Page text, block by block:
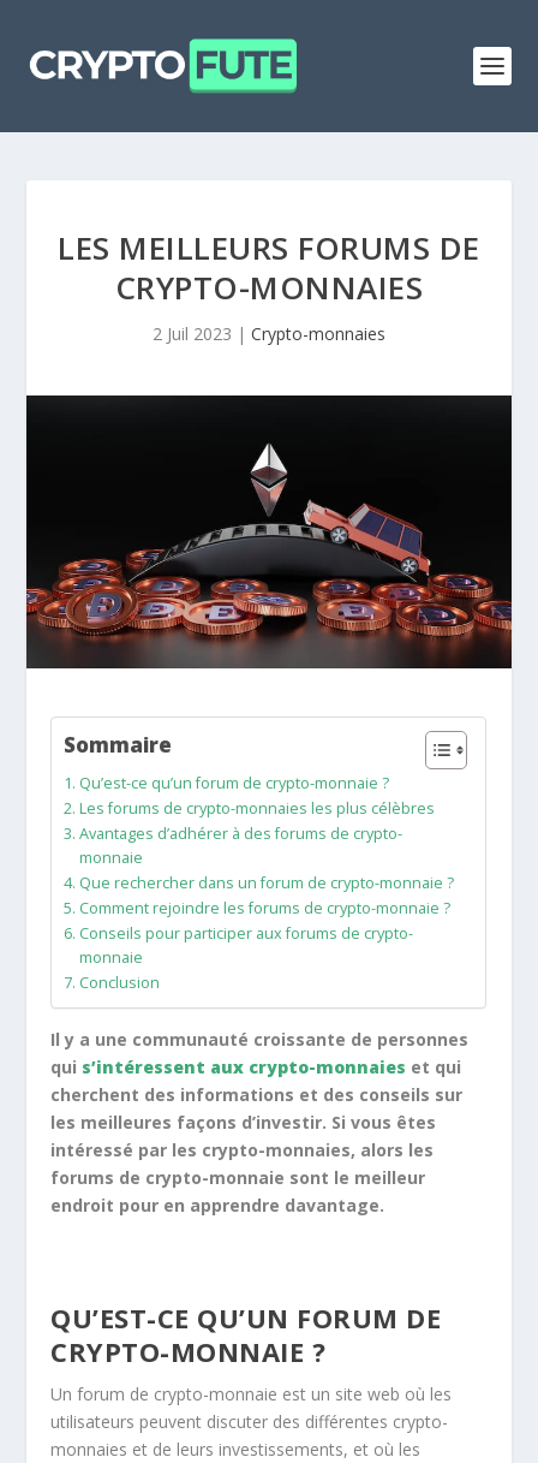
LES MEILLEURS FORUMS DE
CRYPTO-MONNAIES
2 Juil 2023 | Crypto-monnaies
Sommaire
Qu’est-ce qu’un forum de crypto-monnaie ?
Les forums de crypto-monnaies les plus célèbres
Avantages d’adhérer à des forums de crypto-
monnaie
Que rechercher dans un forum de crypto-monnaie ?
Comment rejoindre les forums de crypto-monnaie ?
Conseils pour participer aux forums de crypto-
monnaie
Conclusion
Il y a une communauté croissante de personnes
qui s’intéressent aux crypto-monnaies et qui
cherchent des informations et des conseils sur
les meilleures façons d’investir. Si vous êtes
intéressé par les crypto-monnaies, alors les
forums de crypto-monnaie sont le meilleur
endroit pour en apprendre davantage.
QU’EST-CE QU’UN FORUM DE
CRYPTO-MONNAIE ?
Un forum de crypto-monnaie est un site web où les
utilisateurs peuvent discuter des différentes crypto-
monnaies et de leurs investissements, et où les